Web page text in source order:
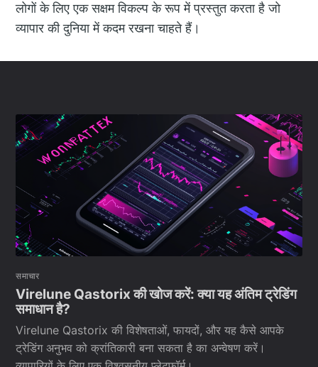
लोगों के लिए एक सक्षम विकल्प के रूप में प्रस्तुत करता है जो
व्यापार की दुनिया में कदम रखना चाहते हैं।
समाचार
Virelune Qastorix की खोज करें: क्या यह अंतिम ट्रेडिंग
समाधान है?
Virelune Qastorix की विशेषताओं, फायदों, और यह कैसे आपके
ट्रेडिंग अनुभव को क्रांतिकारी बना सकता है का अन्वेषण करें।